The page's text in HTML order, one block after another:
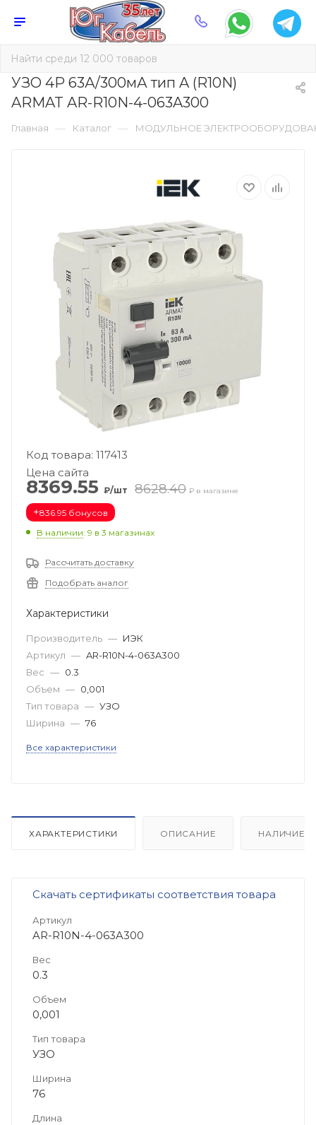
УЗО 4Р 63А/300мА тип A (R10N)
ARMAT AR-R10N-4-063A300
Главная — Каталог — МОДУЛЬНОЕ
Код товара: 117413
Цена сайта
8369.55 ₽/шт 8628.40 ₽ в магазине
+836.95 бонусов
В наличии: 9 в 3 магазинах
Рассчитать доставку
Подобрать аналог
Характеристики
Производитель — ИЭК
Артикул — AR-R10N-4-063A300
Вес — 0.3
Объем — 0,001
Тип товара — УЗО
Ширина — 76
Все характеристики
ХАРАКТЕРИСТИКИ ОПИСАНИЕ НАЛИЧИЕ
Скачать сертификаты соответствия товара
Артикул
AR-R10N-4-063A300
Вес
0.3
Объем
0,001
Тип товара
УЗО
Ширина
76
Длина